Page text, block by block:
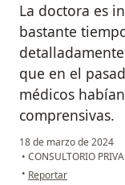
La doctora es
bastante
que en el
médicos
comprensivas.
18 de marzo de 2024
• CONSULTORIO
• en opinión del usuario
Reportar